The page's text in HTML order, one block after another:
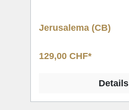
Jerusalema (CB)
129,00 CHF*
Details